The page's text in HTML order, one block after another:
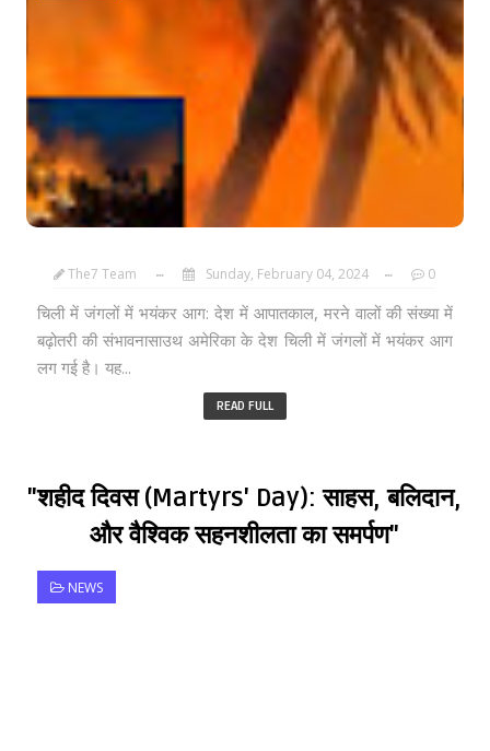
The7 Team Sunday, February 04, 2024 0
चिली में जंगलों में भयंकर आग: देश में आपातकाल, मरने वालों की संख्या में
बढ़ोतरी की संभावनासाउथ अमेरिका के देश चिली में जंगलों में भयंकर आग
लग गई है। यह...
READ FULL
"शहीद दिवस (Martyrs' Day): साहस, बलिदान,
और वैश्विक सहनशीलता का समर्पण"
NEWS